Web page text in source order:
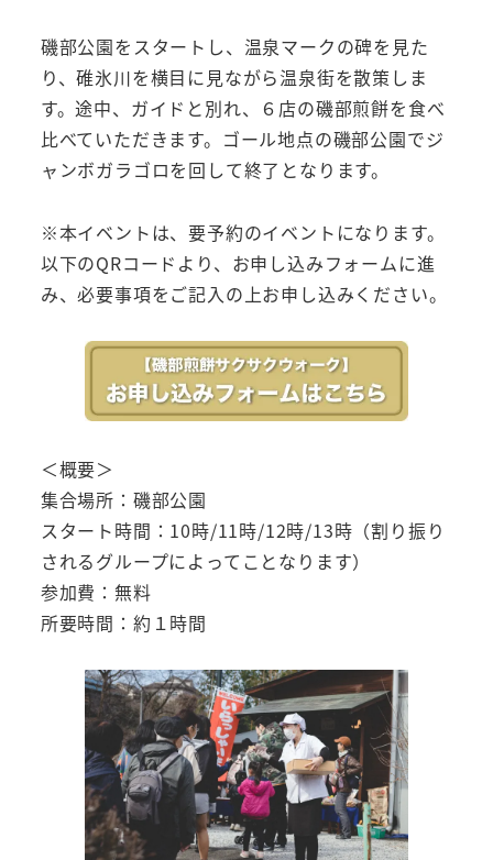
磯部公園をスタートし、温泉マークの碑を見た
り、碓氷川を横目に見ながら温泉街を散策しま
す。途中、ガイドと別れ、６店の磯部煎餅を食べ
比べていただきます。ゴール地点の磯部公園でジ
ャンボガラゴロを回して終了となります。
※本イベントは、要予約のイベントになります。
以下のQRコードより、お申し込みフォームに進
み、必要事項をご記入の上お申し込みください。
＜概要＞
集合場所：磯部公園
スタート時間：10時/11時/12時/13時（割り振り
されるグループによってことなります）
参加費：無料
所要時間：約１時間